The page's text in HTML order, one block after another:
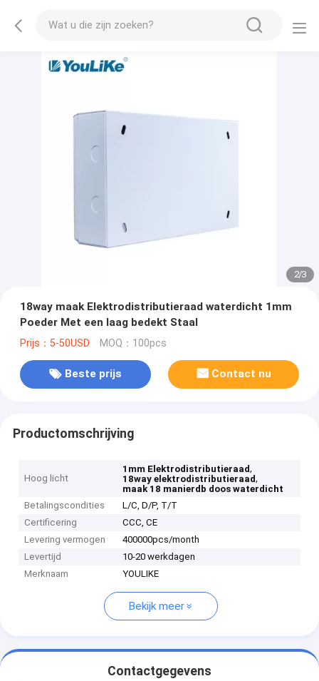
2/3
18way maak Elektrodistributieraad waterdicht 1mm
Poeder Met een laag bedekt Staal
Prijs：5-50USD MOQ：100pcs
Beste prijs Contact nu
Productomschrijving
Hoog licht
1mm Elektrodistributieraad,
18way elektrodistributieraad,
maak 18 manierdb doos waterdicht
Betalingscondities
L/C, D/P, T/T
Certificering
CCC, CE
Levering vermogen
400000pcs/month
Levertijd
10-20 werkdagen
Merknaam
YOULIKE
Bekijk meer
Contactgegevens